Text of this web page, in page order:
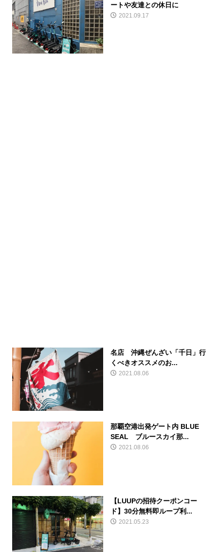
ートや友達との休日に
2021.09.17
名店 沖縄ぜんざい「千日」行
くべきオススメのお...
2021.08.06
那覇空港出発ゲート内 BLUE
SEAL ブルースカイ那...
2021.08.06
【LUUPの招待クーポンコー
ド】30分無料即ループ利...
2021.05.23